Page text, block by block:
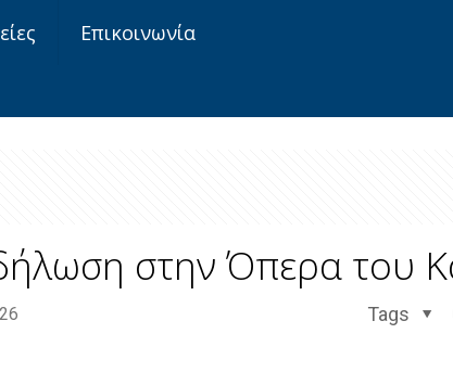
Επικοινωνία
στην Όπερα του
Tags